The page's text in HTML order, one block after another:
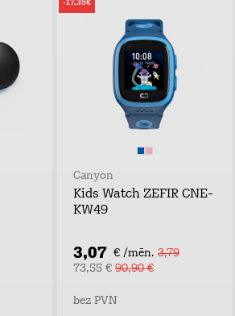
-17,35€
Canyon
Kids Watch ZEFIR CNE-
KW49
3,07 € /mēn. 3,79
73,55 € 90,90 €
bez PVN